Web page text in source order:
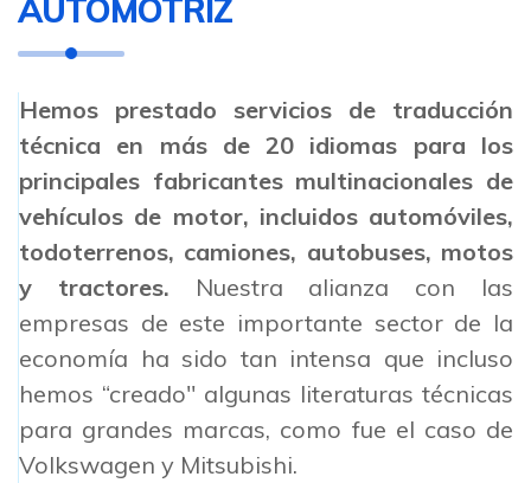
AUTOMOTRIZ
Hemos prestado servicios de traducción
técnica en más de 20 idiomas para los
principales fabricantes multinacionales de
vehículos de motor, incluidos automóviles,
todoterrenos, camiones, autobuses, motos
y tractores. Nuestra alianza con las
empresas de este importante sector de la
economía ha sido tan intensa que incluso
hemos “creado" algunas literaturas técnicas
para grandes marcas, como fue el caso de
Volkswagen y Mitsubishi.